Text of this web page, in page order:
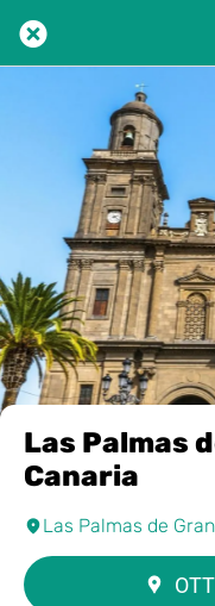
Las Palmas
Canaria
Las Palmas de